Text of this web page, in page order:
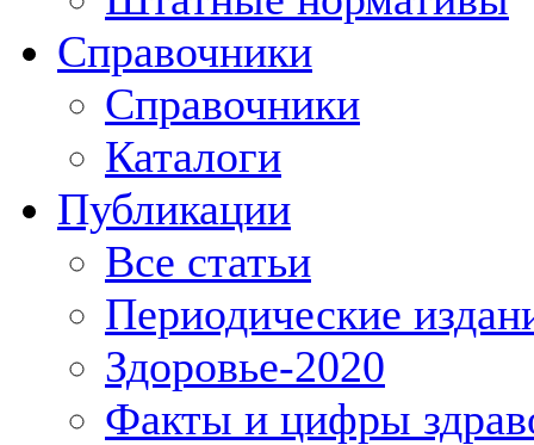
Справочники
Справочники
Каталоги
Публикации
Все статьи
Периодические
Здоровье-2020
Факты и цифры